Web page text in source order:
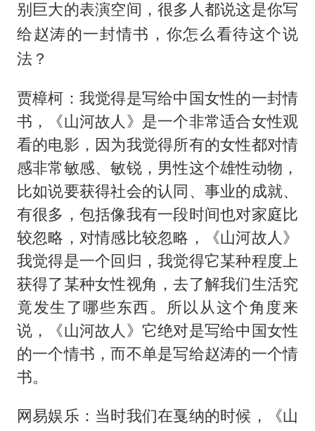
别巨大的表演空间，很多人都说这是你写
给赵涛的一封情书，你怎么看待这个说
法？
贾樟柯：我觉得是写给中国女性的一封情
书，《山河故人》是一个非常适合女性观
看的电影，因为我觉得所有的女性都对情
感非常敏感、敏锐，男性这个雄性动物，
比如说要获得社会的认同、事业的成就、
有很多，包括像我有一段时间也对家庭比
较忽略，对情感比较忽略，《山河故人》
我觉得是一个回归，我觉得它某种程度上
获得了某种女性视角，去了解我们生活究
竟发生了哪些东西。所以从这个角度来
说，《山河故人》它绝对是写给中国女性
的一个情书，而不单是写给赵涛的一个情
书。
网易娱乐：当时我们在戛纳的时候，《山